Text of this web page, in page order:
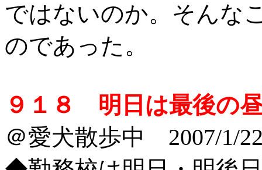
ではないのか。そんな
のであった。
９１８ 明日は最後の
＠愛犬散歩中 2007/1/